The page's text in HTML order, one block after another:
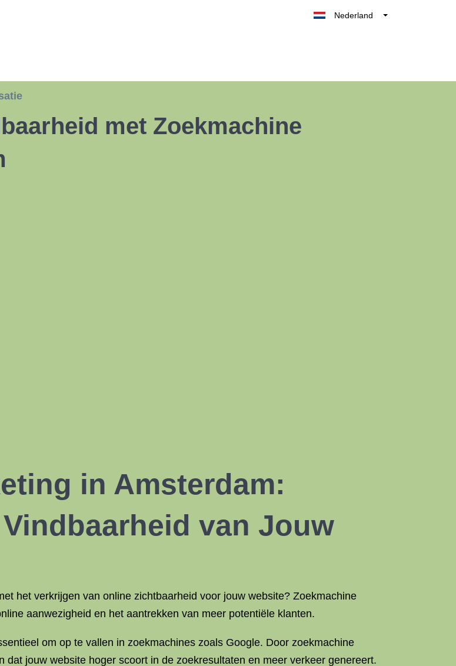
Nederland
met Zoekmachine
in Amsterdam:
van Jouw
het verkrijgen van online zichtbaarheid voor jouw website? Zoekmachine
aanwezigheid en het aantrekken van meer potentiële klanten.
om op te vallen in zoekmachines zoals Google. Door zoekmachine
jouw website hoger scoort in de zoekresultaten en meer verkeer genereert.